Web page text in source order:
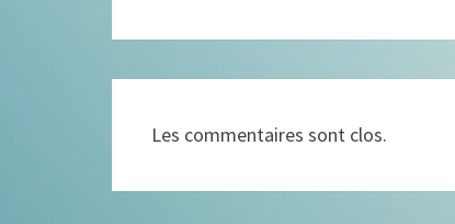
Les commentaires sont clos.